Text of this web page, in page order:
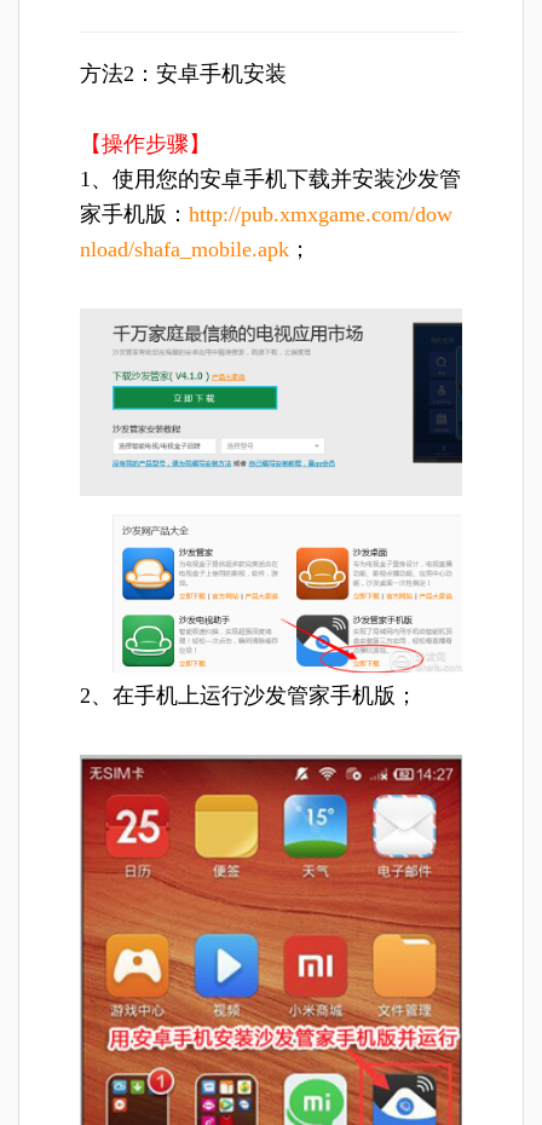
方法2：安卓手机安装
【操作步骤】
1、使用您的安卓手机下载并安装沙发管
家手机版： http://pub.xmxgame.com/dow
nload/shafa_mobile.apk ；
2、在手机上运行沙发管家手机版；